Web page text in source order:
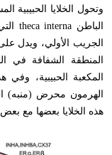
وتحول الخلايا الحبيبية
الباطن theca interna
الجريب الأولي، ويدل
المنطقة الشفافة في
المكعبة الحبيبية، وفي
الهرمون محرض (منبه)
هذه الخلايا بعضها مع